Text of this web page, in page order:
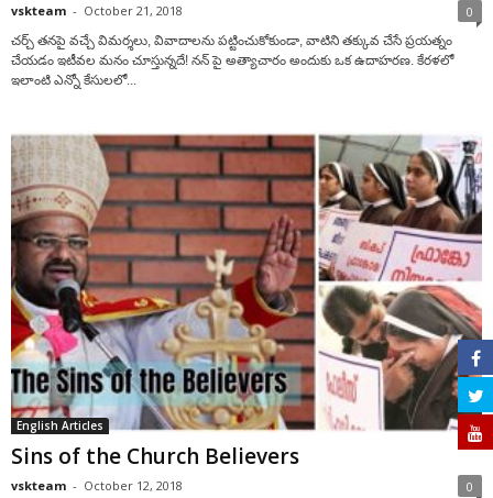
vskteam - October 21, 2018 0
చర్చ్ తనపై వచ్చే విమర్శలు, వివాదాలను పట్టించుకోకుండా, వాటిని తక్కువ చేసే ప్రయత్నం
చేయడం ఇటీవల మనం చూస్తున్నదే! నన్ పై అత్యాచారం అందుకు ఒక ఉదాహరణ. కేరళలో
ఇలాంటి ఎన్నో కేసులలో...
English Articles
Sins of the Church Believers
vskteam - October 12, 2018 0